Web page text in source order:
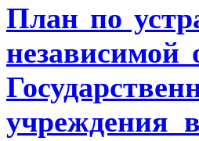
План по
независимой
учреждения